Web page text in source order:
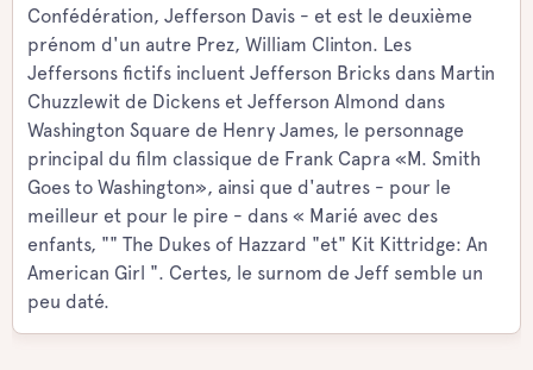
Confédération, Jefferson Davis - et est le deuxième
prénom d'un autre Prez, William Clinton. Les
Jeffersons fictifs incluent Jefferson Bricks dans Martin
Chuzzlewit de Dickens et Jefferson Almond dans
Washington Square de Henry James, le personnage
principal du film classique de Frank Capra «M. Smith
Goes to Washington», ainsi que d'autres - pour le
meilleur et pour le pire - dans « Marié avec des
enfants, "" The Dukes of Hazzard "et" Kit Kittridge: An
American Girl ". Certes, le surnom de Jeff semble un
peu daté.